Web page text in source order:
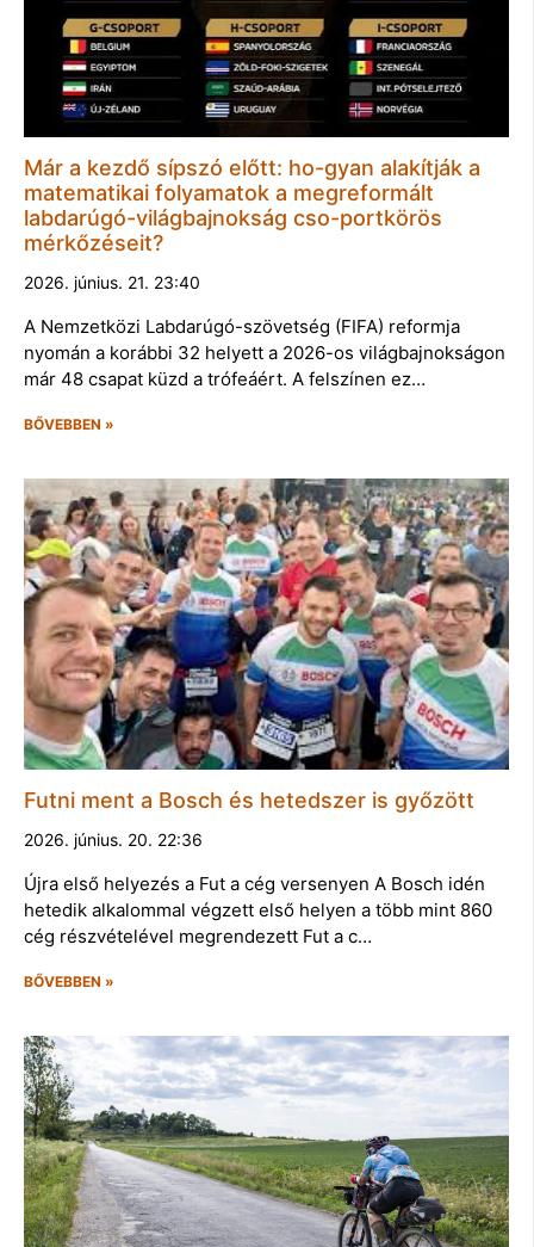
Már a kezdő sípszó előtt: ho-gyan alakítják a
matematikai folyamatok a megreformált
labdarúgó-világbajnokság cso-portkörös
mérkőzéseit?
2026. június. 21. 23:40
A Nemzetközi Labdarúgó-szövetség (FIFA) reformja
nyomán a korábbi 32 helyett a 2026-os világbajnokságon
már 48 csapat küzd a trófeáért. A felszínen ez…
BŐVEBBEN »
Futni ment a Bosch és hetedszer is győzött
2026. június. 20. 22:36
Újra első helyezés a Fut a cég versenyen A Bosch idén
hetedik alkalommal végzett első helyen a több mint 860
cég részvételével megrendezett Fut a c…
BŐVEBBEN »